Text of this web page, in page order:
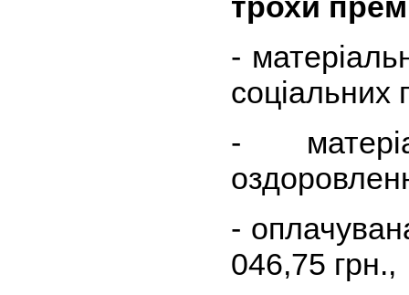
-
соціальних
-
-
046,75 грн.,